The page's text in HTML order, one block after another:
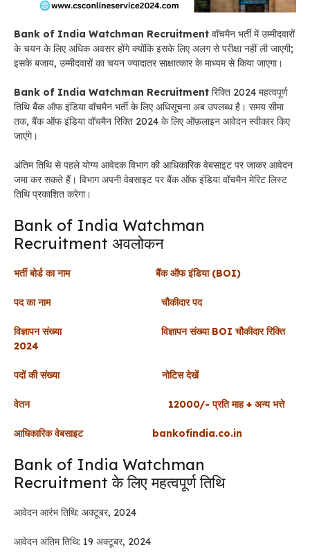
Bank of India Watchman Recruitment वॉचमैन भर्ती में उम्मीदवारों
के चयन के लिए अधिक अवसर होंगे क्योंकि इसके लिए अलग से परीक्षा नहीं ली जाएगी;
इसके बजाय, उम्मीदवारों का चयन ज्यादातर साक्षात्कार के माध्यम से किया जाएगा।
Bank of India Watchman Recruitment रिक्ति 2024 महत्वपूर्ण
तिथि बैंक ऑफ इंडिया वॉचमैन भर्ती के लिए अधिसूचना अब उपलब्ध है। समय सीमा
तक, बैंक ऑफ इंडिया वॉचमैन रिक्ति 2024 के लिए ऑफ़लाइन आवेदन स्वीकार किए
जाएंगे।
अंतिम तिथि से पहले योग्य आवेदक विभाग की आधिकारिक वेबसाइट पर जाकर आवेदन
जमा कर सकते हैं। विभाग अपनी वेबसाइट पर बैंक ऑफ इंडिया वॉचमैन मेरिट लिस्ट
तिथि प्रकाशित करेगा।
Bank of India Watchman
Recruitment अवलोकन
भर्ती बोर्ड का नाम बैंक ऑफ इंडिया (BOI)
पद का नाम चौकीदार पद
विज्ञापन संख्या विज्ञापन संख्या BOI चौकीदार रिक्ति
2024
पदों की संख्या नोटिस देखें
वेतन 12000/- प्रति माह + अन्य भत्ते
आधिकारिक वेबसाइट bankofindia.co.in
Bank of India Watchman
Recruitment के लिए महत्वपूर्ण तिथि
आवेदन आरंभ तिथि: अक्टूबर, 2024
आवेदन अंतिम तिथि: 19 अक्टूबर, 2024